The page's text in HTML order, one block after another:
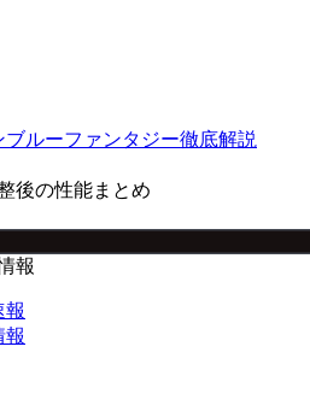
ルーファンタジー徹底解説
後の性能まとめ
報
報
報